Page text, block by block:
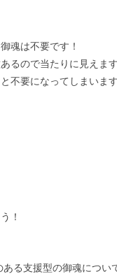
魂は不要です！
るので当たりに見えます
不要になってしまいます
！
る支援型の御魂につい